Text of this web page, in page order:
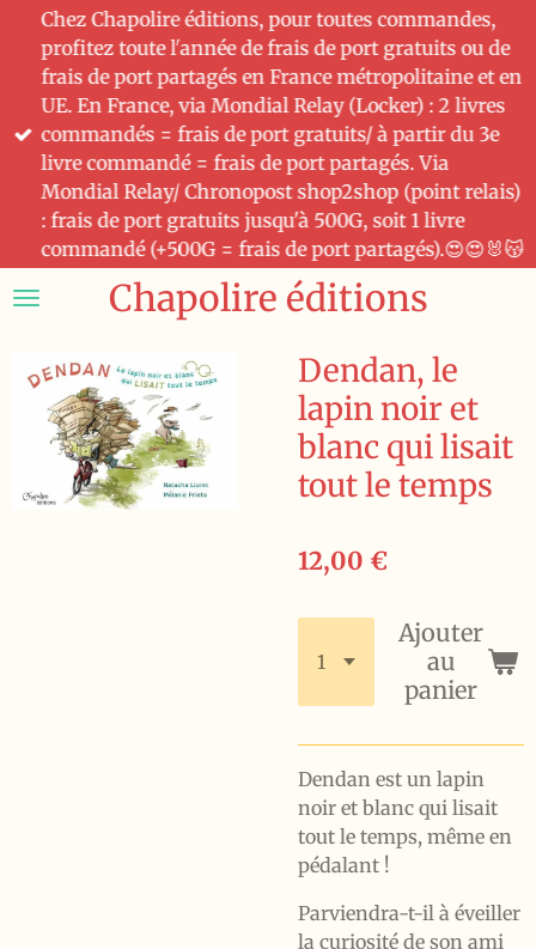
Passer
contenu
principal
Chapolire éditions
Chez Chapolire éditions, pour toutes commandes,
profitez toute l'année de frais de port gratuits ou de
frais de port partagés en France métropolitaine et en
UE. En France, via Mondial Relay (Locker) : 2 livres
commandés = frais de port gratuits/ à partir du 3e
livre commandé = frais de port partagés. Via
Mondial Relay/ Chronopost shop2shop (point relais)
: frais de port gratuits jusqu'à 500G, soit 1 livre
commandé (+500G = frais de port partagés).😍😍🐰😽
Dendan, le
lapin noir et
blanc qui lisait
tout le temps
12,00 €
Ajouter
au
panier
Dendan est un lapin
noir et blanc qui lisait
tout le temps, même en
pédalant !
Parviendra-t-il à éveiller
la curiosité de son ami